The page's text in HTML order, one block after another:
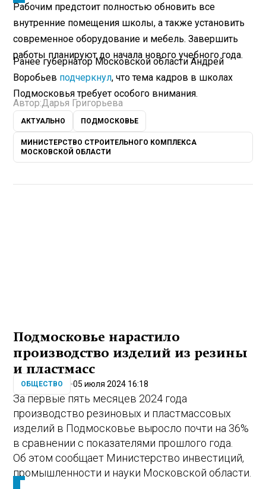
Рабочим предстоит полностью обновить все
внутренние помещения школы, а также установить
современное оборудование и мебель. Завершить
работы планируют до начала нового учебного года.
Ранее губернатор Московской области Андрей
Воробьев подчеркнул, что тема кадров в школах
Подмосковья требует особого внимания.
Автор:Дарья Григорьева
АКТУАЛЬНО ПОДМОСКОВЬЕ
МИНИСТЕРСТВО СТРОИТЕЛЬНОГО КОМПЛЕКСА
МОСКОВСКОЙ ОБЛАСТИ
Подмосковье нарастило
производство изделий из резины
и пластмасс
ОБЩЕСТВО 05 июля 2024 16:18
За первые пять месяцев 2024 года
производство резиновых и пластмассовых
изделий в Подмосковье выросло почти на 36%
в сравнении с показателями прошлого года.
Об этом сообщает Министерство инвестиций,
промышленности и науки Московской области.